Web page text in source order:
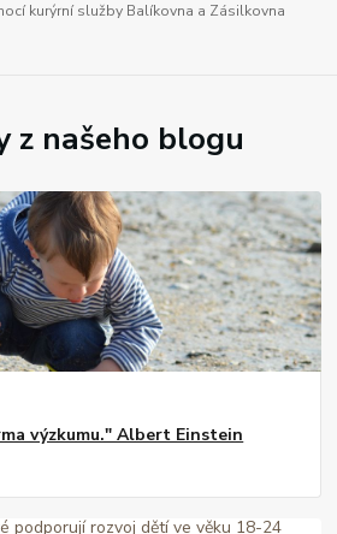
kurýrní služby Balíkovna a Zásilkovna
z našeho blogu
výzkumu." Albert Einstein